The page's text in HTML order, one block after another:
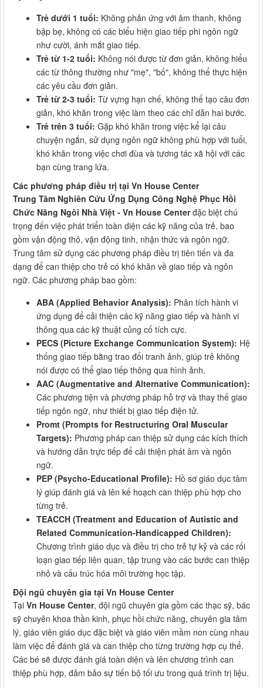
Trẻ dưới 1 tuổi: Không phản ứng với âm thanh, không
bập bẹ, không có các biểu hiện giao tiếp phi ngôn ngữ
như cười, ánh mắt giao tiếp.
Trẻ từ 1-2 tuổi: Không nói được từ đơn giản, không hiểu
các từ thông thường như "mẹ", "bố", không thể thực hiện
các yêu cầu đơn giản.
Trẻ từ 2-3 tuổi: Từ vựng hạn chế, không thể tạo câu đơn
giản, khó khăn trong việc làm theo các chỉ dẫn hai bước.
Trẻ trên 3 tuổi: Gặp khó khăn trong việc kể lại câu
chuyện ngắn, sử dụng ngôn ngữ không phù hợp với tuổi,
khó khăn trong việc chơi đùa và tương tác xã hội với các
bạn cùng trang lứa.
Các phương pháp điều trị tại Vn House Center
Trung Tâm Nghiên Cứu Ứng Dụng Công Nghệ Phục Hồi
Chức Năng Ngôi Nhà Việt - Vn House Centerđặc biệt chú
trọng đến việc phát triển toàn diện các kỹ năng của trẻ, bao
gồm vận động thô, vận động tinh, nhận thức và ngôn ngữ.
Trung tâm sử dụng các phương pháp điều trị tiên tiến và đa
dạng để can thiệp cho trẻ có khó khăn về giao tiếp và ngôn
ngữ. Các phương pháp bao gồm:
ABA (Applied Behavior Analysis): Phân tích hành vi
ứng dụng để cải thiện các kỹ năng giao tiếp và hành vi
thông qua các kỹ thuật củng cố tích cực.
PECS (Picture Exchange Communication System): Hệ
thống giao tiếp bằng trao đổi tranh ảnh, giúp trẻ không
nói được có thể giao tiếp thông qua hình ảnh.
AAC (Augmentative and Alternative Communication):
Các phương tiện và phương pháp hỗ trợ và thay thế giao
tiếp ngôn ngữ, như thiết bị giao tiếp điện tử.
Promt (Prompts for Restructuring Oral Muscular
Targets): Phương pháp can thiệp sử dụng các kích thích
và hướng dẫn trực tiếp để cải thiện phát âm và ngôn
ngữ.
PEP (Psycho-Educational Profile): Hồ sơ giáo dục tâm
lý giúp đánh giá và lên kế hoạch can thiệp phù hợp cho
từng trẻ.
TEACCH (Treatment and Education of Autistic and
Related Communication-Handicapped Children):
Chương trình giáo dục và điều trị cho trẻ tự kỷ và các rối
loạn giao tiếp liên quan, tập trung vào các bước can thiệp
nhỏ và cấu trúc hóa môi trường học tập.
Đội ngũ chuyên gia tại Vn House Center
Tại Vn House Center, đội ngũ chuyên gia gồm các thạc sỹ, bác
sỹ chuyên khoa thần kinh, phục hồi chức năng, chuyên gia tâm
lý, giáo viên giáo dục đặc biệt và giáo viên mầm non cùng nhau
làm việc để đánh giá và can thiệp cho từng trường hợp cụ thể.
Các bé sẽ được đánh giá toàn diện và lên chương trình can
thiệp phù hợp, đảm bảo sự tiến bộ tối ưu trong quá trình trị liệu.